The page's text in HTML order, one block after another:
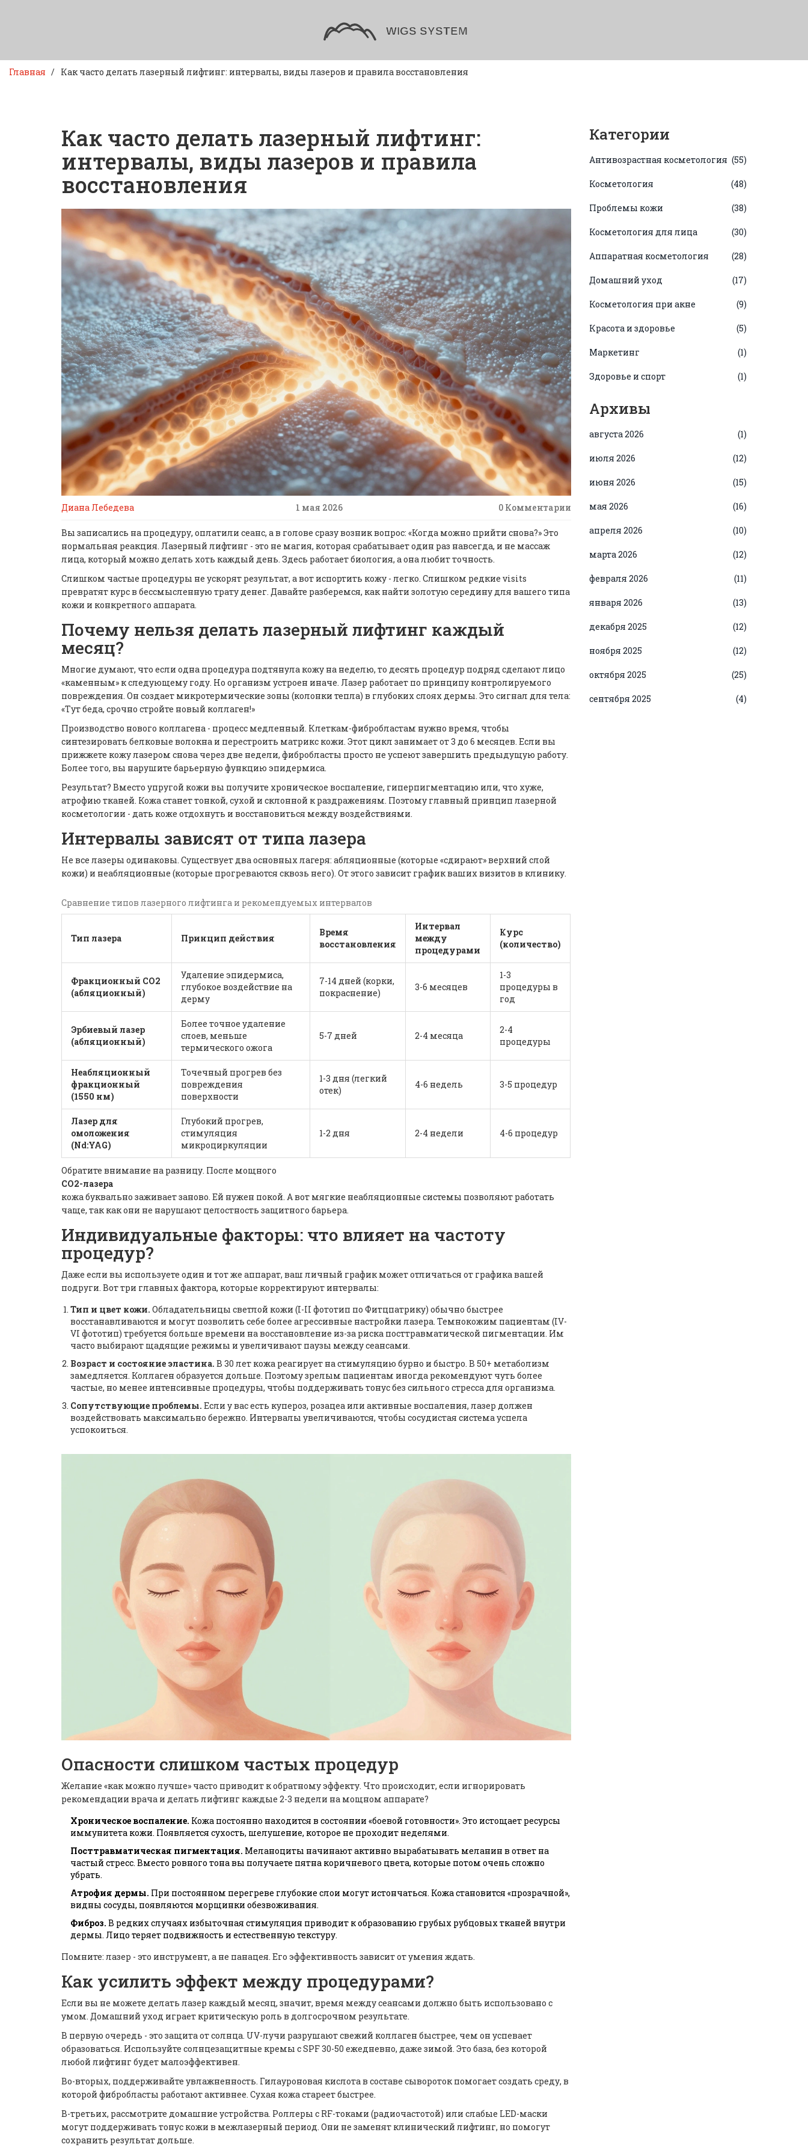
Главная Как часто делать лазерный лифтинг: интервалы, виды лазеров и правила восстановления
Как часто делать лазерный лифтинг:
интервалы, виды лазеров и правила
восстановления
Диана Лебедева 1 мая 2026 0 Комментарии
Вы записались на процедуру, оплатили сеанс, а в голове сразу возник вопрос: «Когда можно прийти снова?» Это
нормальная реакция. Лазерный лифтинг - это не магия, которая срабатывает один раз навсегда, и не массаж
лица, который можно делать хоть каждый день. Здесь работает биология, а она любит точность.
Слишком частые процедуры не ускорят результат, а вот испортить кожу - легко. Слишком редкие visits
превратят курс в бессмысленную трату денег. Давайте разберемся, как найти золотую середину для вашего типа
кожи и конкретного аппарата.
Почему нельзя делать лазерный лифтинг каждый
месяц?
Многие думают, что если одна процедура подтянула кожу на неделю, то десять процедур подряд сделают лицо
«каменным» к следующему году. Но организм устроен иначе. Лазер работает по принципу контролируемого
повреждения. Он создает микротермические зоны (колонки тепла) в глубоких слоях дермы. Это сигнал для тела:
«Тут беда, срочно стройте новый коллаген!»
Производство нового коллагена - процесс медленный. Клеткам-фибробластам нужно время, чтобы
синтезировать белковые волокна и перестроить матрикс кожи. Этот цикл занимает от 3 до 6 месяцев. Если вы
прижжете кожу лазером снова через две недели, фибробласты просто не успеют завершить предыдущую работу.
Более того, вы нарушите барьерную функцию эпидермиса.
Результат? Вместо упругой кожи вы получите хроническое воспаление, гиперпигментацию или, что хуже,
атрофию тканей. Кожа станет тонкой, сухой и склонной к раздражениям. Поэтому главный принцип лазерной
косметологии - дать коже отдохнуть и восстановиться между воздействиями.
Интервалы зависят от типа лазера
Не все лазеры одинаковы. Существует два основных лагеря: абляционные (которые «сдирают» верхний слой
кожи) и неабляционные (которые прогреваются сквозь него). От этого зависит график ваших визитов в клинику.
Сравнение типов лазерного лифтинга и рекомендуемых интервалов
Тип лазера Принцип действия
Время
восстановления
Интервал
между
процедурами
Курс
(количество)
Фракционный CO2
(абляционный)
Удаление эпидермиса,
глубокое воздействие на
дерму
7-14 дней (корки,
покраснение)
3-6 месяцев
1-3
процедуры в
год
Эрбиевый лазер
(абляционный)
Более точное удаление
слоев, меньше
термического ожога
5-7 дней 2-4 месяца
2-4
процедуры
Неабляционный
фракционный
(1550 нм)
Точечный прогрев без
повреждения
поверхности
1-3 дня (легкий
отек)
4-6 недель 3-5 процедур
Лазер для
омоложения
(Nd:YAG)
Глубокий прогрев,
стимуляция
микроциркуляции
1-2 дня 2-4 недели 4-6 процедур
Обратите внимание на разницу. После мощного
CO2-лазера
кожа буквально заживает заново. Ей нужен покой. А вот мягкие неабляционные системы позволяют работать
чаще, так как они не нарушают целостность защитного барьера.
Индивидуальные факторы: что влияет на частоту
процедур?
Даже если вы используете один и тот же аппарат, ваш личный график может отличаться от графика вашей
подруги. Вот три главных фактора, которые корректируют интервалы:
Тип и цвет кожи. Обладательницы светлой кожи (I-II фототип по Фитцпатрику) обычно быстрее
восстанавливаются и могут позволить себе более агрессивные настройки лазера. Темнокожим пациентам (IV-
VI фототип) требуется больше времени на восстановление из-за риска посттравматической пигментации. Им
часто выбирают щадящие режимы и увеличивают паузы между сеансами.
Возраст и состояние эластина. В 30 лет кожа реагирует на стимуляцию бурно и быстро. В 50+ метаболизм
замедляется. Коллаген образуется дольше. Поэтому зрелым пациентам иногда рекомендуют чуть более
частые, но менее интенсивные процедуры, чтобы поддерживать тонус без сильного стресса для организма.
Сопутствующие проблемы. Если у вас есть купероз, розацеа или активные воспаления, лазер должен
воздействовать максимально бережно. Интервалы увеличиваются, чтобы сосудистая система успела
успокоиться.
Опасности слишком частых процедур
Желание «как можно лучше» часто приводит к обратному эффекту. Что происходит, если игнорировать
рекомендации врача и делать лифтинг каждые 2-3 недели на мощном аппарате?
Хроническое воспаление. Кожа постоянно находится в состоянии «боевой готовности». Это истощает ресурсы
иммунитета кожи. Появляется сухость, шелушение, которое не проходит неделями.
Посттравматическая пигментация. Меланоциты начинают активно вырабатывать меланин в ответ на
частый стресс. Вместо ровного тона вы получаете пятна коричневого цвета, которые потом очень сложно
убрать.
Атрофия дермы. При постоянном перегреве глубокие слои могут истончаться. Кожа становится «прозрачной»,
видны сосуды, появляются морщинки обезвоживания.
Фиброз. В редких случаях избыточная стимуляция приводит к образованию грубых рубцовых тканей внутри
дермы. Лицо теряет подвижность и естественную текстуру.
Помните: лазер - это инструмент, а не панацея. Его эффективность зависит от умения ждать.
Как усилить эффект между процедурами?
Если вы не можете делать лазер каждый месяц, значит, время между сеансами должно быть использовано с
умом. Домашний уход играет критическую роль в долгосрочном результате.
В первую очередь - это защита от солнца. UV-лучи разрушают свежий коллаген быстрее, чем он успевает
образоваться. Используйте солнцезащитные кремы с SPF 30-50 ежедневно, даже зимой. Это база, без которой
любой лифтинг будет малоэффективен.
Во-вторых, поддерживайте увлажненность. Гилауроновая кислота в составе сывороток помогает создать среду, в
которой фибробласты работают активнее. Сухая кожа стареет быстрее.
В-третьих, рассмотрите домашние устройства. Роллеры с RF-токами (радиочастотой) или слабые LED-маски
могут поддерживать тонус кожи в межлазерный период. Они не заменят клинический лифтинг, но помогут
сохранить результат дольше.
Категории
Антивозрастная косметология (55)
Косметология (48)
Проблемы кожи (38)
Косметология для лица (30)
Аппаратная косметология (28)
Домашний уход (17)
Косметология при акне (9)
Красота и здоровье (5)
Маркетинг (1)
Здоровье и спорт (1)
Архивы
августа 2026 (1)
июля 2026 (12)
июня 2026 (15)
мая 2026 (16)
апреля 2026 (10)
марта 2026 (12)
февраля 2026 (11)
января 2026 (13)
декабря 2025 (12)
ноября 2025 (12)
октября 2025 (25)
сентября 2025 (4)